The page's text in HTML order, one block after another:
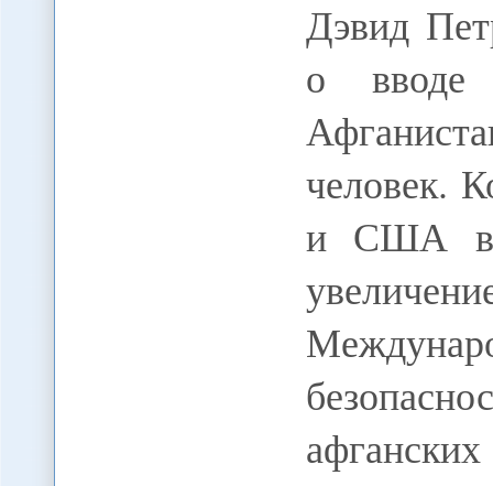
Дэвид
о вводе
человек.
и США в